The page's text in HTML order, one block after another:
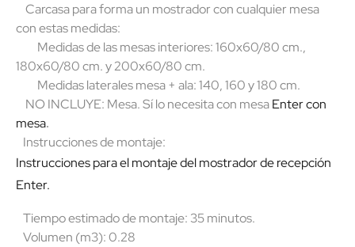
Carcasa para forma un mostrador con cualquier mesa
con estas medidas:
Medidas de las mesas interiores: 160x60/80 cm.,
180x60/80 cm. y 200x60/80 cm.
Medidas laterales mesa + ala: 140, 160 y 180 cm.
NO INCLUYE: Mesa. Sí lo necesita con mesaEnter con
mesa.
Instrucciones de montaje:
Instrucciones para el montaje del mostrador de recepción
Enter.
Tiempo estimado de montaje: 35 minutos.
Volumen (m3): 0.28